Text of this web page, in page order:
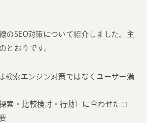
のSEO対策について紹介しました。主
とおりです。
検索エンジン対策ではなくユーザー満
索・比較検討・行動）に合わせたコ